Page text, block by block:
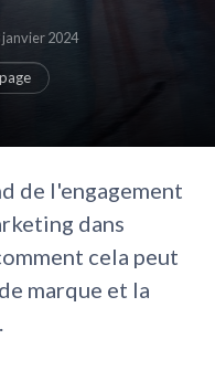
janvier 2024
de l'engagement
dans
cela peut
marque et la